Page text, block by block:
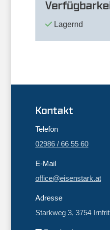
Lagernd
Kontakt
Telefon
02986 / 66 55 60
E-Mail
office@eisenstark.at
Adresse
Starkweg 3, 3754